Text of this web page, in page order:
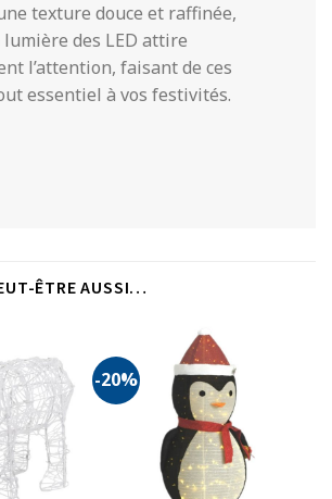
texture douce et raffinée,
des LED attire
l’attention, faisant de ces
essentiel à vos festivités.
ÊTRE AUSSI…
-20%